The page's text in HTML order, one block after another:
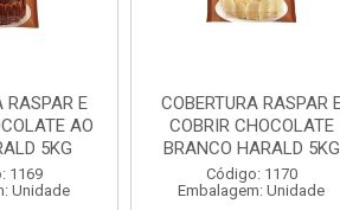
AO
5KG
1169
Unidade
COBERTURA RASPAR E
COBRIR CHOCOLATE
BRANCO HARALD 5KG
Código: 1170
Embalagem: Unidade